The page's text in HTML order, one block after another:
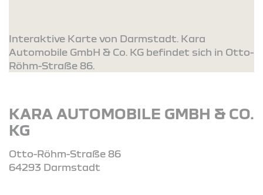
Interaktive Karte von Darmstadt. Kara
Automobile GmbH & Co. KG befindet sich in Otto-
Röhm-Straße 86.
KARA AUTOMOBILE GMBH & CO.
KG
Otto-Röhm-Straße 86
64293 Darmstadt